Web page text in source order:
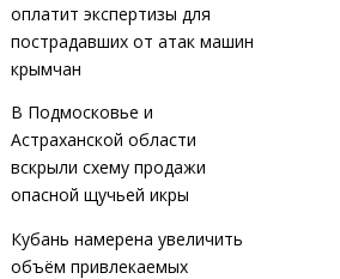
оплатит экспертизы для
пострадавших от атак машин
крымчан
В Подмосковье и
Астраханской области
вскрыли схему продажи
опасной щучьей икры
Кубань намерена увеличить
объём привлекаемых